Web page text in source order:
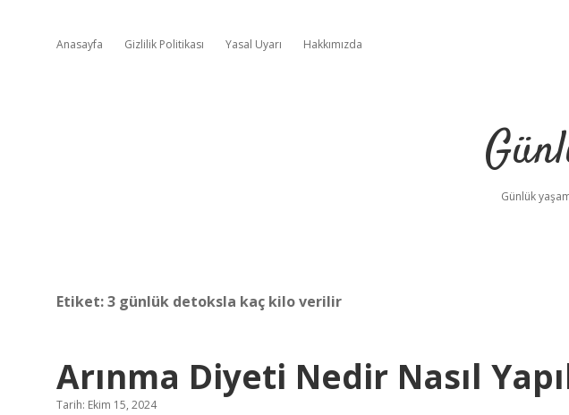
Anasayfa Gizlilik Politikası Yasal Uyarı Hakkımızda
Günlük
Etiket:3 günlük detoksla kaç kilo verilir
Arınma Diyeti Nedir Nasıl
Tarih: Ekim 15, 2024